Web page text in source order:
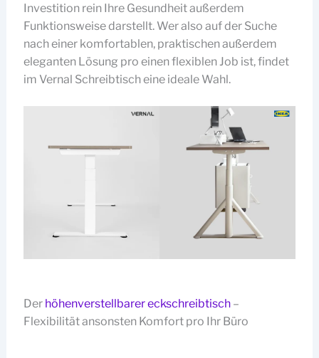
Investition rein Ihre Gesundheit außerdem
Funktionsweise darstellt. Wer also auf der Suche
nach einer komfortablen, praktischen außerdem
eleganten Lösung pro einen flexiblen Job ist, findet
im Vernal Schreibtisch eine ideale Wahl.
Der höhenverstellbarer eckschreibtisch–
Flexibilität ansonsten Komfort pro Ihr Büro